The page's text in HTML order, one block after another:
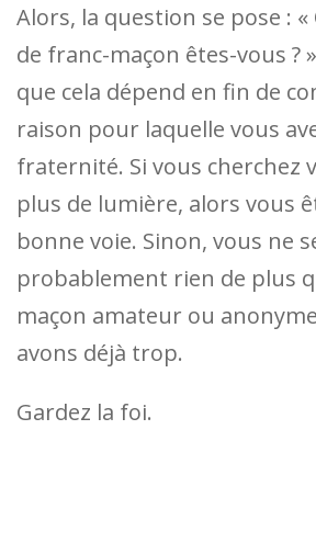
Alors, la question se pose :
de franc-maçon êtes-vous ?
que cela dépend en fin de
raison pour laquelle vous
fraternité. Si vous cherchez
plus de lumière, alors vous
bonne voie. Sinon, vous ne
probablement rien de plus
maçon amateur ou
avons déjà trop.
Gardez la foi.